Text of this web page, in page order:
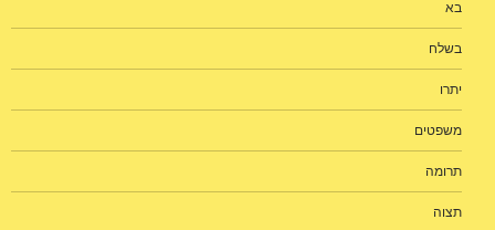
בא
בשלח
יתרו
משפטים
תרומה
תצוה